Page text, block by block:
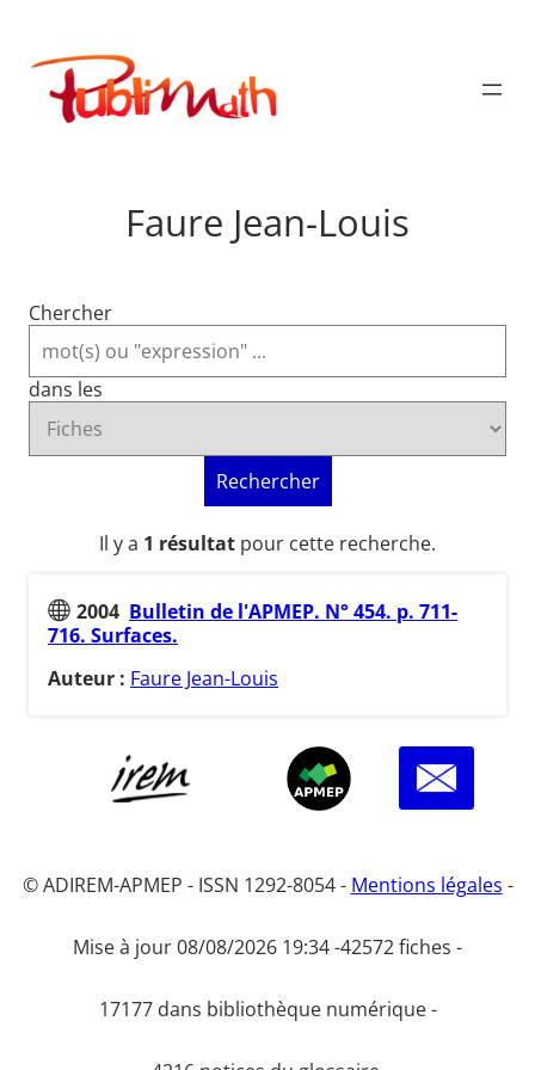
contenu
Publimath
Faure Jean-Louis
Chercher
dans les
Rechercher
Il y a 1 résultat pour cette recherche.
2004 Bulletin de l'APMEP. N° 454. p. 711-
716. Surfaces.
Auteur : Faure Jean-Louis
© ADIREM-APMEP - ISSN 1292-8054 - Mentions légales -
Mise à jour 08/08/2026 19:34 -42572 fiches -
17177 dans bibliothèque numérique -